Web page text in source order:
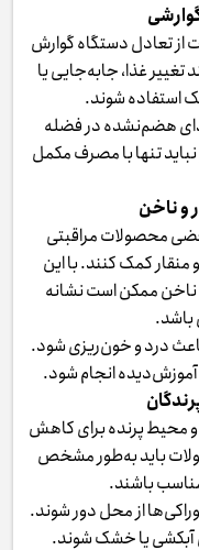
از تعادل دستگاه گوارش
غذا، جابه‌جایی یا
استفاده شوند.
هضم‌نشده در فضله
تنها با مصرف مکمل
و ناخن
محصولات مراقبتی
کمک کنند. با این
ناخن ممکن است نشانه
درد و خون‌ریزی شود.
انجام شود.
پرنده برای کاهش
باید به‌طور مشخص
باشند.
از محل دور شوند.
آبکشی یا خشک شوند.